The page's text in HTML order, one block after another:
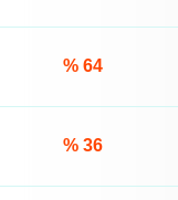
% 64
% 36